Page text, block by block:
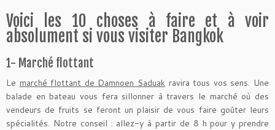
Voici les 10 choses à faire et à voir
absolument si vous visiter Bangkok
1- Marché flottant
Le marché flottant de Damnoen Saduak ravira tous vos sens. Une
balade en bateau vous fera sillonner à travers le marché où des
vendeurs de fruits se feront un plaisir de vous faire goûter leurs
spécialités. Notre conseil : allez-y à partir de 8 h pour y prendre